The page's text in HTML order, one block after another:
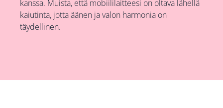
kanssa. Muista, että mobiililaitteesi on oltava lähellä
kaiutinta, jotta äänen ja valon harmonia on
täydellinen.